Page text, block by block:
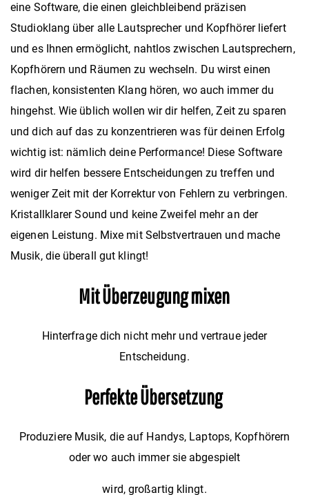
eine Software, die einen gleichbleibend präzisen
Studioklang über alle Lautsprecher und Kopfhörer liefert
und es Ihnen ermöglicht, nahtlos zwischen Lautsprechern,
Kopfhörern und Räumen zu wechseln. Du wirst einen
flachen, konsistenten Klang hören, wo auch immer du
hingehst. Wie üblich wollen wir dir helfen, Zeit zu sparen
und dich auf das zu konzentrieren was für deinen Erfolg
wichtig ist: nämlich deine Performance! Diese Software
wird dir helfen bessere Entscheidungen zu treffen und
weniger Zeit mit der Korrektur von Fehlern zu verbringen.
Kristallklarer Sound und keine Zweifel mehr an der
eigenen Leistung. Mixe mit Selbstvertrauen und mache
Musik, die überall gut klingt!
Mit Überzeugung mixen
Hinterfrage dich nicht mehr und vertraue jeder
Entscheidung.
Perfekte Übersetzung
Produziere Musik, die auf Handys, Laptops, Kopfhörern
oder wo auch immer sie abgespielt
wird, großartig klingt.